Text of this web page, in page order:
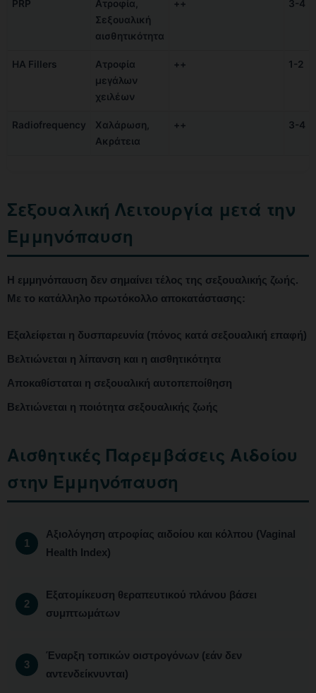
PRP
Ατροφία,
Σεξουαλική
αισθητικότητα
++ 3-4
HA Fillers
Ατροφία
μεγάλων
χειλέων
++ 1-2
Radiofrequency
Χαλάρωση,
Ακράτεια
++ 3-4
Σεξουαλική Λειτουργία μετά την
Εμμηνόπαυση
Η εμμηνόπαυση δεν σημαίνει τέλος της σεξουαλικής ζωής.
Με το κατάλληλο πρωτόκολλο αποκατάστασης:
Εξαλείφεται η δυσπαρευνία (πόνος κατά σεξουαλική επαφή)
Βελτιώνεται η λίπανση και η αισθητικότητα
Αποκαθίσταται η σεξουαλική αυτοπεποίθηση
Βελτιώνεται η ποιότητα σεξουαλικής ζωής
Αισθητικές Παρεμβάσεις Αιδοίου
στην Εμμηνόπαυση
Αξιολόγηση ατροφίας αιδοίου και κόλπου (Vaginal
Health Index)
Εξατομίκευση θεραπευτικού πλάνου βάσει
συμπτωμάτων
Έναρξη τοπικών οιστρογόνων (εάν δεν
αντενδείκνυνται)